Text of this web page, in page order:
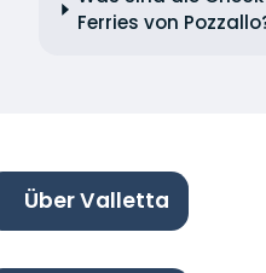
Ferries von
Über Valletta